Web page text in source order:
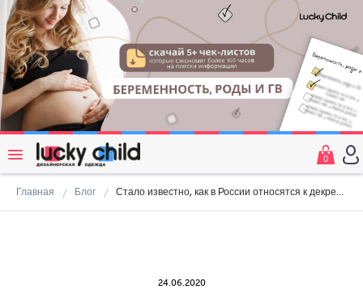
0
Главная Блог Стало известно, как в России относятся к декрету отцов
24.06.2020